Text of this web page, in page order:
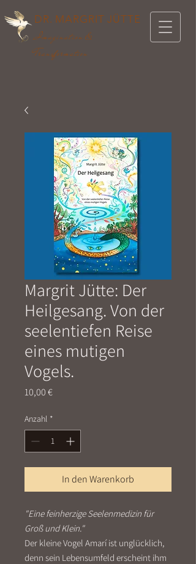
DR. MARGRIT JÜTTE
Imagination &
Transformation
Margrit Jütte: Der
Heilgesang. Von der
seelentiefen Reise
eines mutigen
Vogels.
10,00 €Preis
Anzahl *
In den Warenkorb
"Eine feinherzige Seelenmedizin für
Groß und Klein."
Der kleine Vogel Amarí ist unglücklich,
denn sein Lebensumfeld erscheint ihm